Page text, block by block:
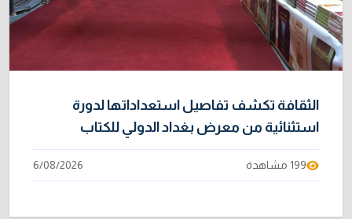
الثقافة تكشف تفاصيل استعداداتها لدورة
استثنائية من معرض بغداد الدولي للكتاب
199 مشاهدة 6/08/2026